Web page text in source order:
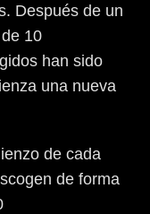
Después de un
10
han sido
una nueva
de cada
de forma